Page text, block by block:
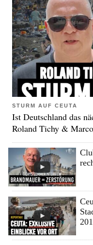
STURM AUF CEUTA
Ist Deutschland das
Roland Tichy &